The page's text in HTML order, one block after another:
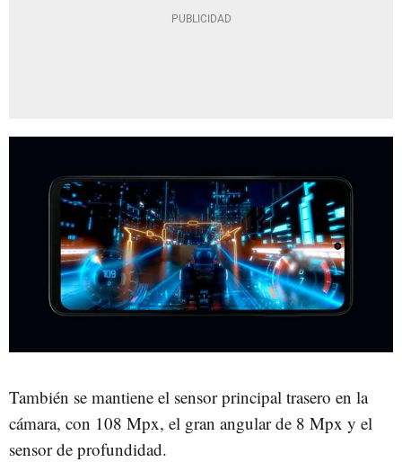
También se mantiene el sensor principal trasero en la
cámara, con 108 Mpx, el gran angular de 8 Mpx y el
sensor de profundidad.